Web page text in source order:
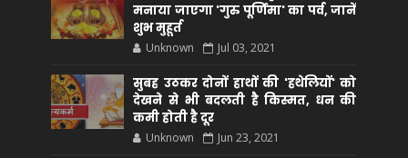
मनाया जाएगा 'गुरु पूर्णिमा' का पर्व, जानें
शुभ मुहूर्त
Unknown Jul 03, 2021
सुबह उठकर दोनों हाथों की 'हथेलियों' को
देखने से भी बदलती है किस्मत, धन की
कमी होती है दूर
Unknown Jun 23, 2021